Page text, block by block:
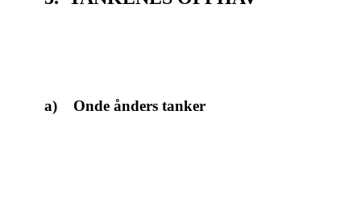
a) Onde ånders tanker